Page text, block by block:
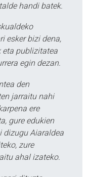
handi batek.
esker bizi dena,
eta publizitatea
egin dezan.
den
jarraitu nahi
ere
gure edukien
dizugu Aiaraldea
zure
ahal izateko.